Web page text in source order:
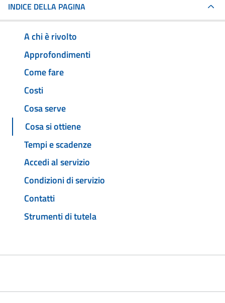
INDICE DELLA PAGINA
A chi è rivolto
Approfondimenti
Come fare
Costi
Cosa serve
Cosa si ottiene
Tempi e scadenze
Accedi al servizio
Condizioni di servizio
Contatti
Strumenti di tutela